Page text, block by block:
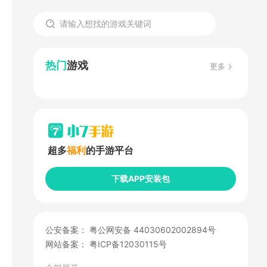
热门游戏 更多
超多福利 的手游平台
下载APP安装包
公安备案： 粤公网安备 44030602002894号
网站备案： 粤ICP备12030115号